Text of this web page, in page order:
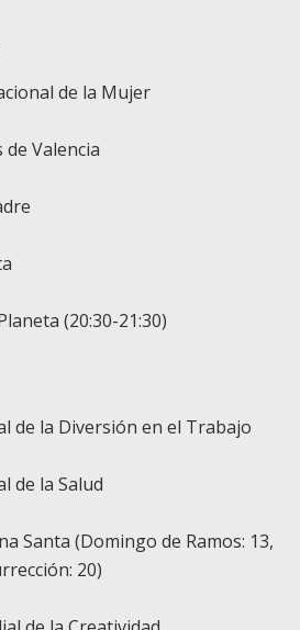
de la Mujer
de Valencia
(20:30-21:30)
de la Diversión en el Trabajo
de la Salud
Santa (Domingo de Ramos: 13,
20)